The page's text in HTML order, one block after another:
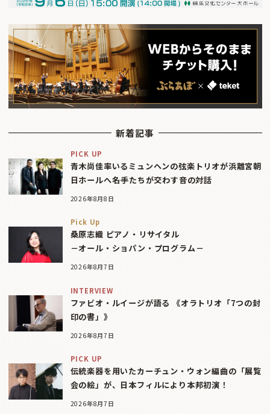
新着記事
PICK UP
青木尚佳率いるミュンヘンの弦楽トリオが浜離宮朝
日ホールへ――名手たちが交わす音の対話
2026年8月8日
Pick Up
桑原志織 ピアノ・リサイタル
－オール・ショパン・プログラム－
2026年8月7日
INTERVIEW
ファビオ・ルイージが語る 《オラトリオ「7つの封
印の書」》
2026年8月7日
PICK UP
伝統楽器を用いたカーチュン・ウォン編曲の「展覧
会の絵」が、日本フィルにより本邦初演！
2026年8月7日